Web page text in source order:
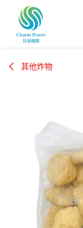
跳至內容
其他炸物